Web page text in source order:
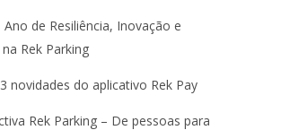
Ano de Resiliência, Inovação e
Rek Parking
novidades do aplicativo Rek Pay
Rek Parking – De pessoas para